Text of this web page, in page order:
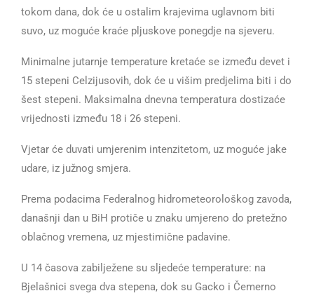
tokom dana, dok će u ostalim krajevima uglavnom biti
suvo, uz moguće kraće pljuskove ponegdje na sjeveru.
Minimalne jutarnje temperature kretaće se između devet i
15 stepeni Celzijusovih, dok će u višim predjelima biti i do
šest stepeni. Maksimalna dnevna temperatura dostizaće
vrijednosti između 18 i 26 stepeni.
Vjetar će duvati umjerenim intenzitetom, uz moguće jake
udare, iz južnog smjera.
Prema podacima Federalnog hidrometeorološkog zavoda,
današnji dan u BiH protiče u znaku umjereno do pretežno
oblačnog vremena, uz mjestimične padavine.
U 14 časova zabilježene su sljedeće temperature: na
Bjelašnici svega dva stepena, dok su Gacko i Čemerno